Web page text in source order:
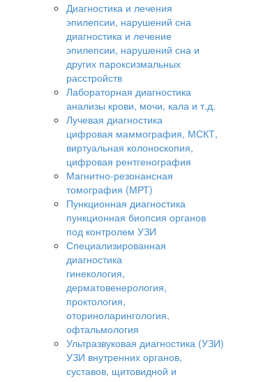
Диагностика и лечения
эпилепсии, нарушений сна
диагностика и лечение
эпилепсии, нарушений сна и
других пароксизмальных
расстройств
Лабораторная диагностика
анализы крови, мочи, кала и т.д.
Лучевая диагностика
цифровая маммография, МСКТ,
виртуальная колоноскопия,
цифровая рентгенография
Магнитно-резонансная
томография (МРТ)
Пункционная диагностика
пункционная биопсия органов
под контролем УЗИ
Специализированная
диагностика
гинекология,
дерматовенерология,
проктология,
оториноларингология,
офтальмология
Ультразвуковая диагностика (УЗИ)
УЗИ внутренних органов,
суставов, щитовидной и